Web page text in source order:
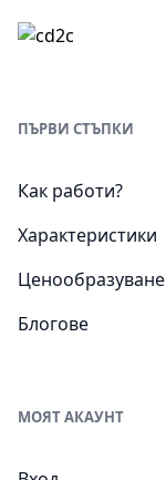
ПЪРВИ СТЪПКИ
Как работи?
Характеристики
Ценообразуване
Блогове
МОЯТ АКАУНТ